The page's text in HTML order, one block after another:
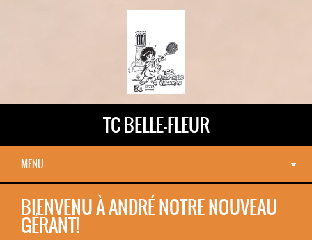
TC BELLE-FLEUR
MENU
BIENVENU À ANDRÉ NOTRE NOUVEAU
GÉRANT!